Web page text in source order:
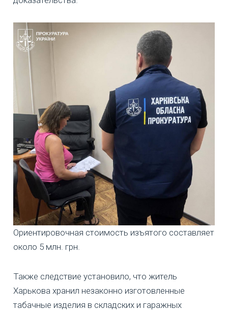
Ориентировочная стоимость изъятого составляет
около 5 млн. грн.
Также следствие установило, что житель
Харькова хранил незаконно изготовленные
табачные изделия в складских и гаражных